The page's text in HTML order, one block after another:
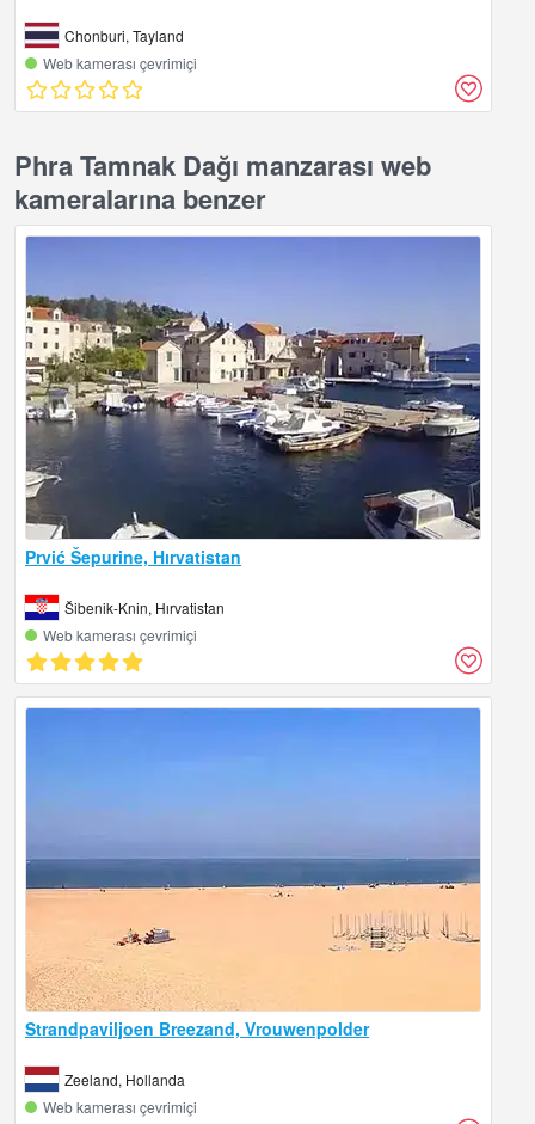
Chonburi, Tayland
Web kamerası çevrimiçi
Phra Tamnak Dağı manzarası web
kameralarına benzer
Prvić Šepurine, Hırvatistan
Šibenik-Knin, Hırvatistan
Web kamerası çevrimiçi
Strandpaviljoen Breezand, Vrouwenpolder
Zeeland, Hollanda
Web kamerası çevrimiçi